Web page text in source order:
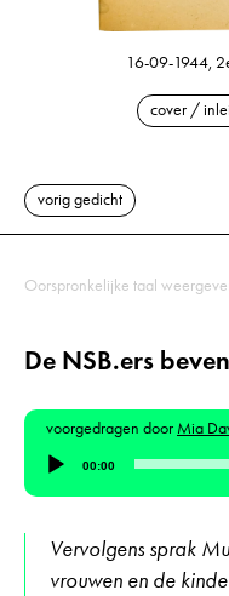
16-09-1944,
cover /
vorig gedicht
Oorspronkelijke taal
De NSB.ers beven
voorgedragen door Mia
Audiospeler
00:00
Vervolgens sprak
vrouwen en de